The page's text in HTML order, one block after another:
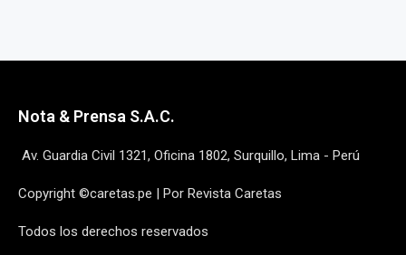
Nota & Prensa S.A.C.
Av. Guardia Civil 1321, Oficina 1802, Surquillo, Lima - Perú
Copyright ©caretas.pe | Por Revista Caretas
Todos los derechos reservados